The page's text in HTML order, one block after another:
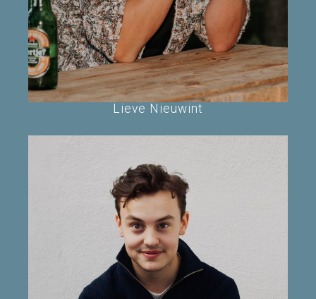
Lieve Nieuwint